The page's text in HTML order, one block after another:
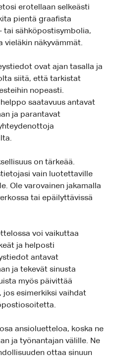
erotellaan selkeästi
pientä graafista
tai sähköpostisymbolia,
vieläkin näkyvämmät.
ovat ajan tasalla ja
siitä, että tarkistat
nopeasti.
saatavuus antavat
ja parantavat
on tärkeää.
vain luotettaville
Ole varovainen jakamalla
tai epäilyttävissä
voi vaikuttaa
ja helposti
antavat
ja tekevät sinusta
myös päivittää
esimerkiksi vaihdat
ansioluetteloa, koska ne
ja työnantajan välille. Ne
ottaa sinuun